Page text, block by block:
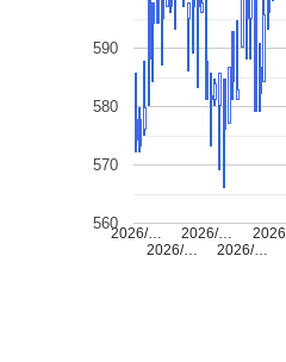
2026/…
2026/…
2026/…
2026/…
560
570
580
590